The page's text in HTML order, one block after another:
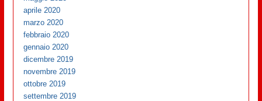
aprile 2020
marzo 2020
febbraio 2020
gennaio 2020
dicembre 2019
novembre 2019
ottobre 2019
settembre 2019